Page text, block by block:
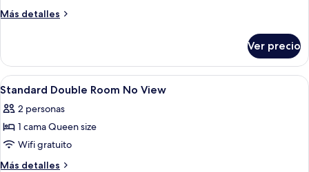
camas
Más detalles
Más
Gallery
con
2
individuales
Ver precio
Abrir
todas
las
fotos
de
Standard
Artículos del minibar gratis y caja de
5
Standard Double Room No View
2 personas
1 cama Queen size
Wifi gratuito
Más detalles
Más